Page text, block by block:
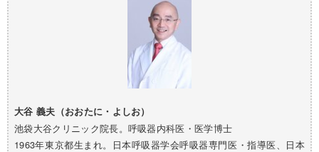
大谷 義夫（おおたに・よしお）
池袋大谷クリニック院長。呼吸器内科医・医学博士
1963年東京都生まれ。日本呼吸器学会呼吸器専門医・指導医、日本